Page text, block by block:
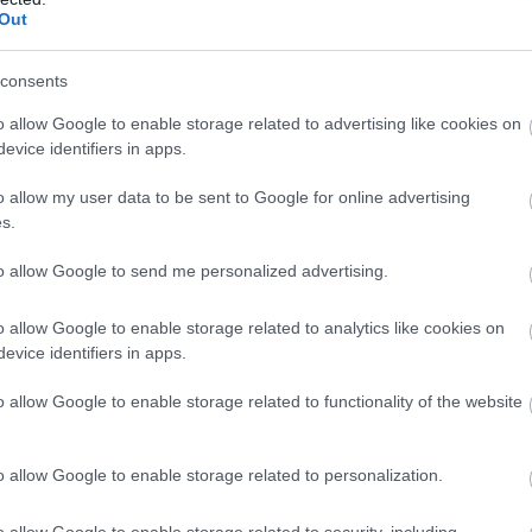
allow Google to enable storage related to advertising like cookies on
identifiers in apps.
allow my user data to be sent to Google for online advertising
allow Google to send me personalized advertising.
allow Google to enable storage related to analytics like cookies on
identifiers in apps.
allow Google to enable storage related to functionality of the website
allow Google to enable storage related to personalization.
Μενδώνη, εγκαινίασε το πλήρως
Μουσείο Θήρας, προσφέροντας στην τοπική
επισκέπτες της Σαντορίνης ένα νέο
μουσειακές προδιαγραφές. Η εκδήλωση
της τουριστικής περιόδου στο νησί,
της ανάδειξης της πολιτιστικής
υπουργός Πολιτισμού τόνισε στον
μια σημαντική ημέρα για τη Σαντορίνη, για
Πολιτισμού.
αποδίδει το 27ο Μουσείο, από το 2019
είτε νεοϊδρυμένα είτε πλήρως
Εικοσιεπτά μουσεία μέσα σε 6
και οφείλουμε γι αυτό να ευχαριστήσουμε και
του υπουργείου Πολιτισμού. Τα μουσεία,